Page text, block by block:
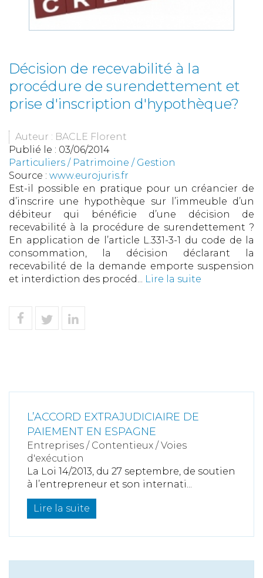
Décision de recevabilité à la
procédure de surendettement et
prise d'inscription d'hypothèque?
Auteur : BACLE Florent
Publié le : 03/06/2014
Particuliers / Patrimoine / Gestion
Source : www.eurojuris.fr
Est-il possible en pratique pour un créancier de
d’inscrire une hypothèque sur l’immeuble d’un
débiteur qui bénéficie d’une décision de
recevabilité à la procédure de surendettement ?
En application de l’article L.331-3-1 du code de la
consommation, la décision déclarant la
recevabilité de la demande emporte suspension
et interdiction des procéd... Lire la suite
L’ACCORD EXTRAJUDICIAIRE DE
PAIEMENT EN ESPAGNE
Entreprises / Contentieux /Voies
d'exécution
La Loi 14/2013, du 27 septembre, de soutien
à l’entrepreneur et son internati...
Lire la suite